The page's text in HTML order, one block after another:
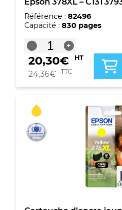
Référence : 82496
Capacité : 830 pages
-
quantité
de
Cartouche
d'encre
Magenta
originale
378XL
-
C13T37934010
+
20,30€ HT
24,36€ TTC